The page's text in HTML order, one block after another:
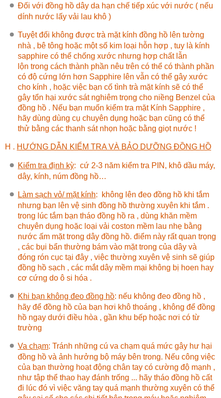
Đối với đồng hồ dây da hạn chế tiếp xúc với nước ( nếu
dính nước lấy vải lau khô )
Tuyệt đối không được trà mặt kính đồng hồ lên tường
nhà , bê tông hoặc một số kim loại hỗn hợp , tuy là kính
sapphire có thể chống xước nhưng hợp chất lẫn
lộn trong cách thành phần nêu trên có thể có thành phần
có độ cứng lớn hơn Sapphire lên vẫn có thể gây xước
cho kính , hoặc việc bạn cố tình trà mặt kính sẽ có thể
gây tổn hại xước sát nghiêm trọng cho niềng Benzel của
đồng hồ . Nếu bạn muốn kiểm tra mặt Kính Sapphire ,
hãy dùng dùng cụ chuyên dụng hoặc bạn cũng có thể
thử bằng các thanh sát nhọn hoặc bằng giọt nước !
H . HƯỚNG DẪN KIỂM TRA VÀ BẢO DƯỠNG ĐỒNG HỒ
Kiểm tra định kỳ: cứ 2-3 năm kiểm tra PIN, khô dầu máy,
dây, kính, núm đồng hồ…
Làm sạch vỏ/ mặt kính:
không lên đeo đồng hồ khi tắm
nhưng bạn lên vệ sinh đồng hồ thường xuyên khi tắm .
trong lúc tắm bạn tháo đồng hồ ra , dùng khăn mềm
chuyên dụng hoặc loại vải coston mềm lau nhẹ bằng
nước ấm mặt trong dây đồng hồ. điểm này rất quan trọng
, các bụi bẩn thường bám vào mặt trong của dây và
đóng rón cục tại đây , việc thường xuyên vệ sinh sẽ giúp
đồng hồ sạch , các mắt dây mềm mại không bị hoen hay
cơ cứng do ô si hóa .
Khi bạn không đeo đồng hồ: nếu không đeo đồng hồ ,
hãy để đồng hồ của bạn hơi khô thoáng , không để đồng
hồ ngay dưới điều hòa , gần khu bếp hoặc nơi có từ
trường
Va chạm: Tránh những cú va chạm quá mức gây hư hại
đồng hồ và ảnh hưởng bộ máy bên trong. Nếu công việc
của bạn thường hoạt động chân tay có cường độ mạnh ,
như tập thể thao hay đánh trống ... hãy tháo đồng hồ cất
đi lúc đó vì việc văng tay quá mạnh thường xuyên có thể